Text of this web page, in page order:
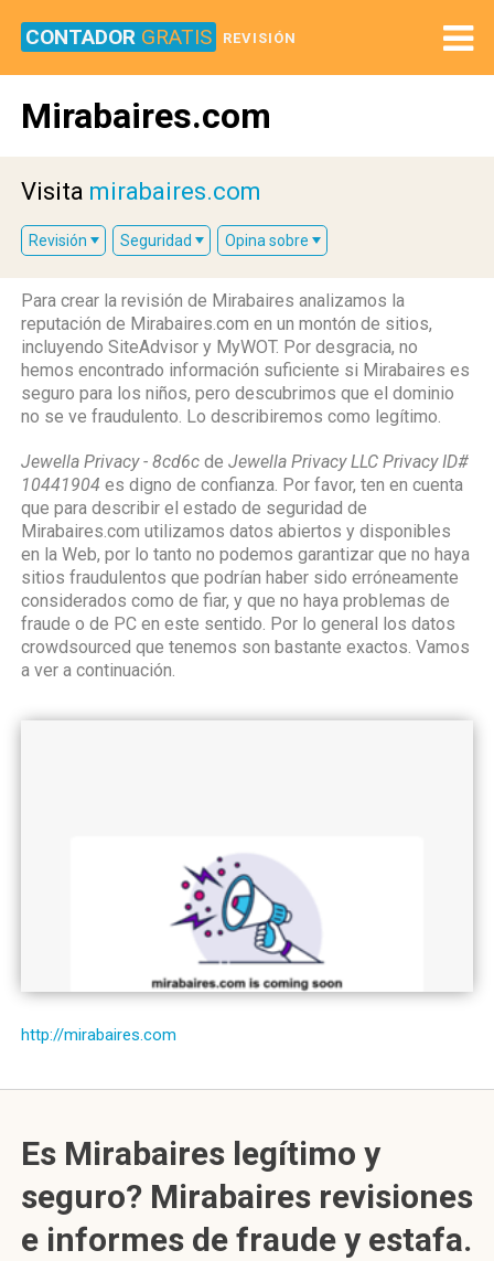
CONTADOR GRATIS REVISIÓN
Mirabaires.com
Visita mirabaires.com
Revisión Seguridad Opina sobre
Para crear la revisión de Mirabaires analizamos la
reputación de Mirabaires.com en un montón de sitios,
incluyendo SiteAdvisor y MyWOT. Por desgracia, no
hemos encontrado información suficiente si Mirabaires es
seguro para los niños, pero descubrimos que el dominio
no se ve fraudulento. Lo describiremos como legítimo.
Jewella Privacy - 8cd6c de Jewella Privacy LLC Privacy ID#
10441904 es digno de confianza. Por favor, ten en cuenta
que para describir el estado de seguridad de
Mirabaires.com utilizamos datos abiertos y disponibles
en la Web, por lo tanto no podemos garantizar que no haya
sitios fraudulentos que podrían haber sido erróneamente
considerados como de fiar, y que no haya problemas de
fraude o de PC en este sentido. Por lo general los datos
crowdsourced que tenemos son bastante exactos. Vamos
a ver a continuación.
http://mirabaires.com
Es Mirabaires legítimo y
seguro? Mirabaires revisiones
e informes de fraude y estafa.